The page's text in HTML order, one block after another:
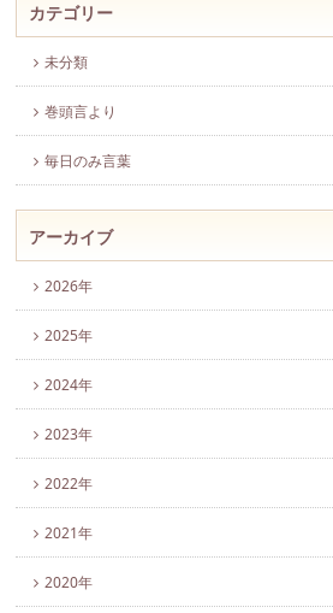
カテゴリー
未分類
巻頭言より
毎日のみ言葉
アーカイブ
2026年
2025年
2024年
2023年
2022年
2021年
2020年